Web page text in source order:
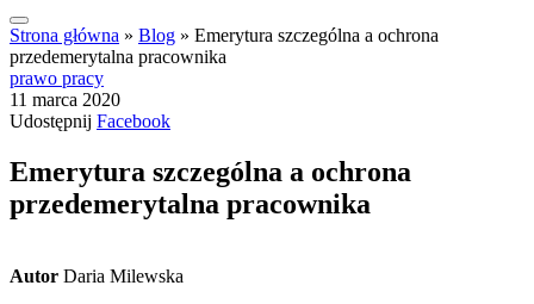
Strona główna » Blog » Emerytura szczególna a ochrona
przedemerytalna pracownika
prawo pracy
11 marca 2020
Udostępnij Facebook
Emerytura szczególna a ochrona
przedemerytalna pracownika
Autor Daria Milewska